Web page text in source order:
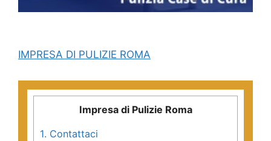
IMPRESA DI PULIZIE ROMA
Impresa di Pulizie Roma
1. Contattaci